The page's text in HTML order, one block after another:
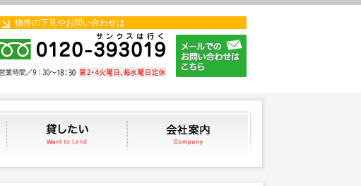
物件の下見やお問い合わせは
借りたい 貸したい